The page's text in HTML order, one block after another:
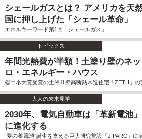
シェールガスとは？ アメリカを天
国に押し上げた「シェール革命」
エネルキーワード第1回「シェールガス」
トピックス
年間光熱費が半額！土塗り壁のネ
ロ・エネルギー・ハウス
省エネ大賞受賞の土塗り壁高断熱木造住宅「ZETH」の
大人の未来見学
2030年、電気自動車は「革新電池
に進化する
“夢の蓄電池”誕生を支える巨大研究施設「J-PARC」に